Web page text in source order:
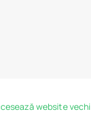
website vechi